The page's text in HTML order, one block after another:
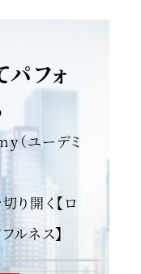
パフォ
（ユーデミ
り開く【ロ
ルネス】